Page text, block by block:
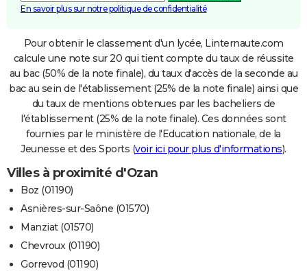
En savoir plus sur notre politique de confidentialité
Pour obtenir le classement d'un lycée, Linternaute.com
calcule une note sur 20 qui tient compte du taux de réussite
au bac (50% de la note finale), du taux d'accès de la seconde au
bac au sein de l'établissement (25% de la note finale) ainsi que
du taux de mentions obtenues par les bacheliers de
l'établissement (25% de la note finale). Ces données sont
fournies par le ministère de l'Education nationale, de la
Jeunesse et des Sports (voir ici pour plus d'informations).
Villes à proximité d'Ozan
Boz (01190)
Asnières-sur-Saône (01570)
Manziat (01570)
Chevroux (01190)
Gorrevod (01190)